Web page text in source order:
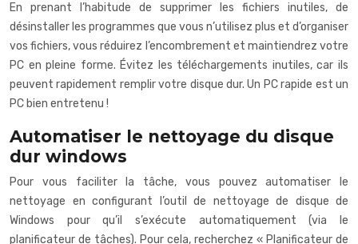
En prenant l’habitude de supprimer les fichiers inutiles, de
désinstaller les programmes que vous n’utilisez plus et d’organiser
vos fichiers, vous réduirez l’encombrement et maintiendrez votre
PC en pleine forme. Évitez les téléchargements inutiles, car ils
peuvent rapidement remplir votre disque dur. Un PC rapide est un
PC bien entretenu !
Automatiser le nettoyage du disque
dur windows
Pour vous faciliter la tâche, vous pouvez automatiser le
nettoyage en configurant l’outil de nettoyage de disque de
Windows pour qu’il s’exécute automatiquement (via le
planificateur de tâches). Pour cela, recherchez « Planificateur de